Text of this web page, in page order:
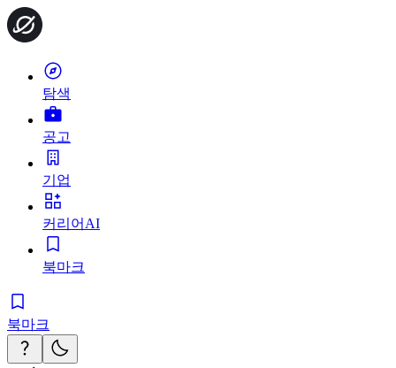
탐색
공고
기업
커리어AI
북마크
북마크